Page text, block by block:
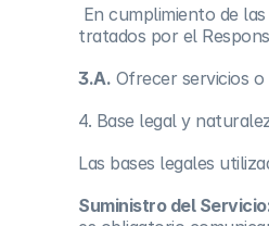
En cumplimiento de
tratados por el
3.A. Ofrecer servicios
4. Base legal y
Las bases legales
Suministro del